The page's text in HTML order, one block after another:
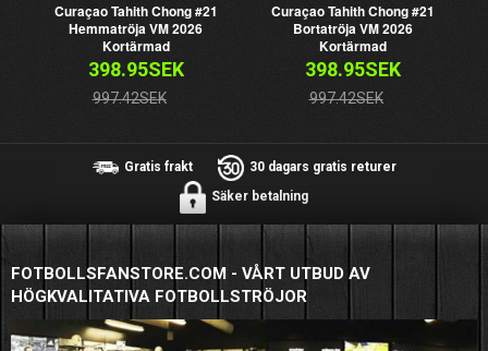
Curaçao Tahith Chong #21
Hemmatröja VM 2026
Kortärmad
398.95SEK
997.42SEK
Curaçao Tahith Chong #21
Bortatröja VM 2026
Kortärmad
398.95SEK
997.42SEK
Gratis frakt
30 dagars gratis returer
Säker betalning
FOTBOLLSFANSTORE.COM - VÅRT UTBUD AV
HÖGKVALITATIVA FOTBOLLSTRÖJOR